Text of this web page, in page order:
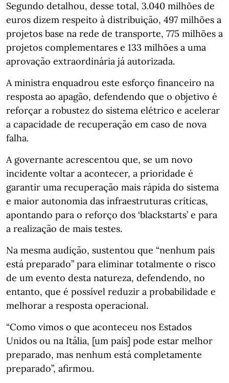
Segundo detalhou, desse total, 3.040 milhões de
euros dizem respeito à distribuição, 497 milhões a
projetos base na rede de transporte, 775 milhões a
projetos complementares e 133 milhões a uma
aprovação extraordinária já autorizada.
A ministra enquadrou este esforço financeiro na
resposta ao apagão, defendendo que o objetivo é
reforçar a robustez do sistema elétrico e acelerar
a capacidade de recuperação em caso de nova
falha.
A governante acrescentou que, se um novo
incidente voltar a acontecer, a prioridade é
garantir uma recuperação mais rápida do sistema
e maior autonomia das infraestruturas críticas,
apontando para o reforço dos ‘blackstarts’ e para
a realização de mais testes.
Na mesma audição, sustentou que “nenhum país
está preparado” para eliminar totalmente o risco
de um evento desta natureza, defendendo, no
entanto, que é possível reduzir a probabilidade e
melhorar a resposta operacional.
“Como vimos o que aconteceu nos Estados
Unidos ou na Itália, [um país] pode estar melhor
preparado, mas nenhum está completamente
preparado”, afirmou.